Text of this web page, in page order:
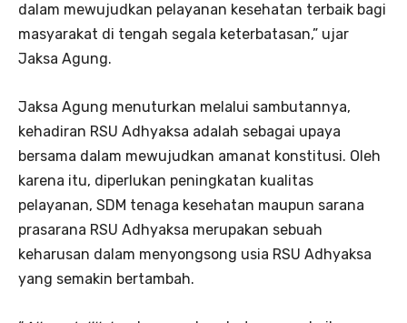
dalam mewujudkan pelayanan kesehatan terbaik bagi
masyarakat di tengah segala keterbatasan,” ujar
Jaksa Agung.
Jaksa Agung menuturkan melalui sambutannya,
kehadiran RSU Adhyaksa adalah sebagai upaya
bersama dalam mewujudkan amanat konstitusi. Oleh
karena itu, diperlukan peningkatan kualitas
pelayanan, SDM tenaga kesehatan maupun sarana
prasarana RSU Adhyaksa merupakan sebuah
keharusan dalam menyongsong usia RSU Adhyaksa
yang semakin bertambah.